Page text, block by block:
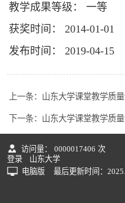
教学成果等级： 一等
获奖时间： 2014-01-01
发布时间： 2019-04-15
上一条： 山东大学课堂教学质
下一条： 山东大学课堂教学质
访问量： 0000017406 次
登录
山东大学
电脑版
最后更新时间： 2025